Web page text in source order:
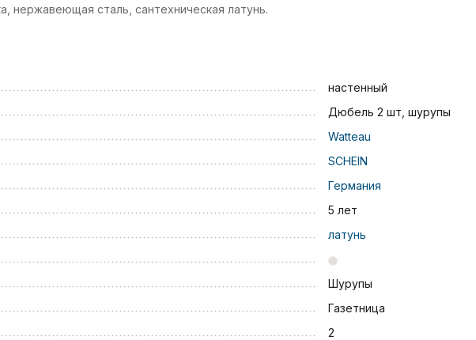
нержавеющая сталь, сантехническая латунь.
настенный
Дюбель 2 шт, шурупы
Watteau
SCHEIN
Германия
5 лет
латунь
Шурупы
Газетница
2